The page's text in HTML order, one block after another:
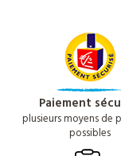
Paiement
plusieurs moyens de
possibles